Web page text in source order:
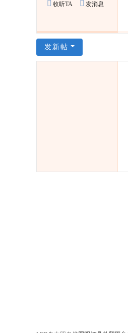
收听TA 发消息
发新帖